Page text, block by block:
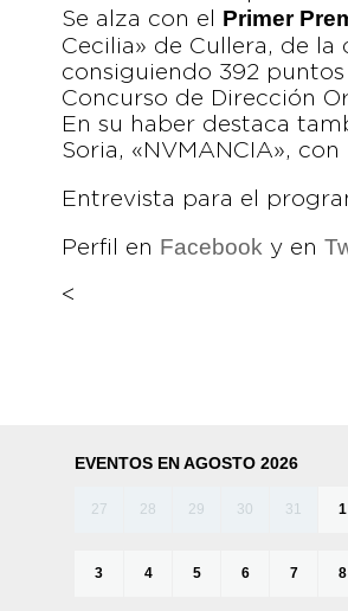
Se alza con el Primer
Cecilia» de Cullera, de la
consiguiendo 392
Concurso de Dirección
En su haber destaca
Soria, «NVMANCIA»,
Entrevista para el
Perfil en Facebook y en
<
EVENTOS EN AGOSTO 2026
27 28 29 30 31 1
3 4 5 6 7 8